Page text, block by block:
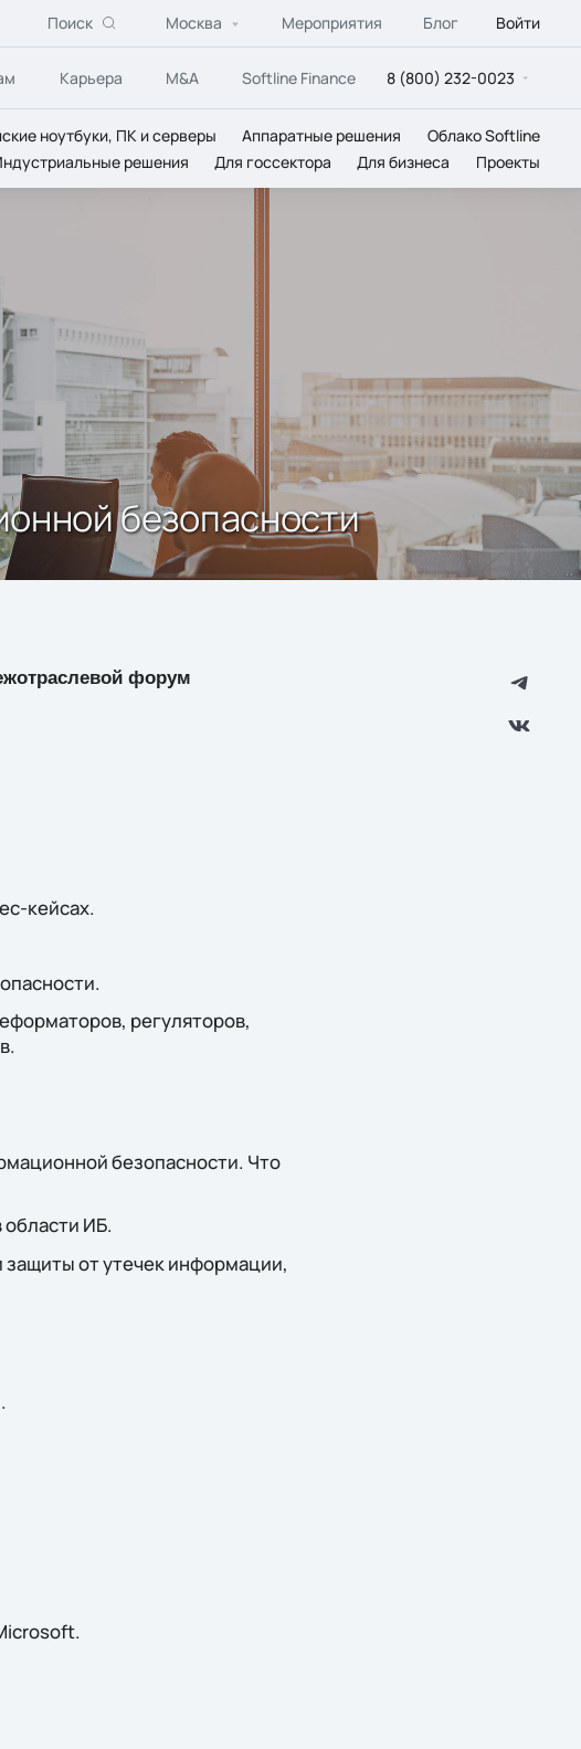
Поиск Москва Мероприятия Блог Войти
Карьера M&A Softline Finance 8 (800) 232-0023
ноутбуки, ПК и серверы Аппаратные решения
Облако Softline
решения Для госсектора Для бизнеса Проекты
безопасности
форум
кейсах.
регуляторов,
безопасности. Что
области ИБ.
защиты от утечек информации,